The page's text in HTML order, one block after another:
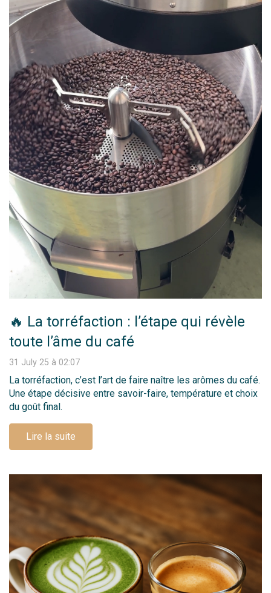
🔥 La torréfaction : l’étape qui révèle
toute l’âme du café
31 July 25 à 02:07
La torréfaction, c’est l’art de faire naître les arômes du café.
Une étape décisive entre savoir-faire, température et choix
du goût final.
Lire la suite